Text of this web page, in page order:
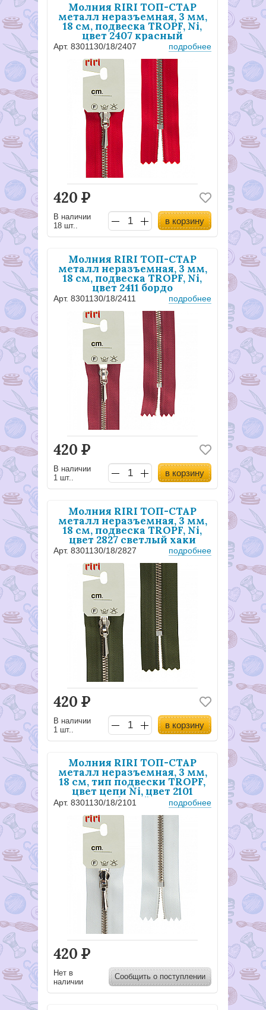
Молния RIRI ТОП-СТАР
металл неразъемная, 3 мм,
18 см, подвеска TROPF, Ni,
цвет 2407 красный
Арт. 8301130/18/2407 подробнее
420 Р
В наличии
18 шт..
в корзину
Молния RIRI ТОП-СТАР
металл неразъемная, 3 мм,
18 см, подвеска TROPF, Ni,
цвет 2411 бордо
Арт. 8301130/18/2411 подробнее
420 Р
В наличии
1 шт..
в корзину
Молния RIRI ТОП-СТАР
металл неразъемная, 3 мм,
18 см, подвеска TROPF, Ni,
цвет 2827 светлый хаки
Арт. 8301130/18/2827 подробнее
420 Р
В наличии
1 шт..
в корзину
Молния RIRI ТОП-СТАР
металл неразъемная, 3 мм,
18 см, тип подвески TROPF,
цвет цепи Ni, цвет 2101
белый
Арт. 8301130/18/2101 подробнее
420 Р
Нет в
наличии
Сообщить о поступлении